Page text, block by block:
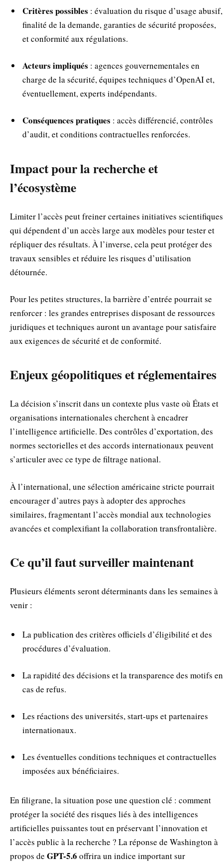
Critères possibles : évaluation du risque d’usage abusif,
finalité de la demande, garanties de sécurité proposées,
et conformité aux régulations.
Acteurs impliqués : agences gouvernementales en
charge de la sécurité, équipes techniques d’OpenAI et,
éventuellement, experts indépendants.
Conséquences pratiques : accès différencié, contrôles
d’audit, et conditions contractuelles renforcées.
Impact pour la recherche et
l’écosystème
Limiter l’accès peut freiner certaines initiatives scientifiques
qui dépendent d’un accès large aux modèles pour tester et
répliquer des résultats. À l’inverse, cela peut protéger des
travaux sensibles et réduire les risques d’utilisation
détournée.
Pour les petites structures, la barrière d’entrée pourrait se
renforcer : les grandes entreprises disposant de ressources
juridiques et techniques auront un avantage pour satisfaire
aux exigences de sécurité et de conformité.
Enjeux géopolitiques et réglementaires
La décision s’inscrit dans un contexte plus vaste où États et
organisations internationales cherchent à encadrer
l’intelligence artificielle. Des contrôles d’exportation, des
normes sectorielles et des accords internationaux peuvent
s’articuler avec ce type de filtrage national.
À l’international, une sélection américaine stricte pourrait
encourager d’autres pays à adopter des approches
similaires, fragmentant l’accès mondial aux technologies
avancées et complexifiant la collaboration transfrontalière.
Ce qu’il faut surveiller maintenant
Plusieurs éléments seront déterminants dans les semaines à
venir :
La publication des critères officiels d’éligibilité et des
procédures d’évaluation.
La rapidité des décisions et la transparence des motifs en
cas de refus.
Les réactions des universités, start-ups et partenaires
internationaux.
Les éventuelles conditions techniques et contractuelles
imposées aux bénéficiaires.
En filigrane, la situation pose une question clé : comment
protéger la société des risques liés à des intelligences
artificielles puissantes tout en préservant l’innovation et
l’accès public à la recherche ? La réponse de Washington à
propos de GPT-5.6 offrira un indice important sur